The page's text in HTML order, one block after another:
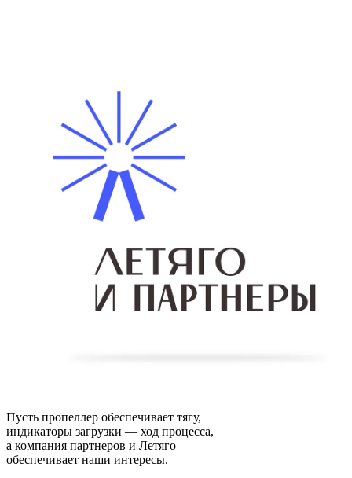
Пусть пропеллер обеспечивает тягу,
индикаторы загрузки — ход процесса,
а компания партнеров и Летяго
обеспечивает наши интересы.